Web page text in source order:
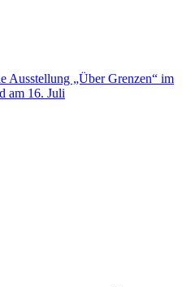
Ausstellung „Über Grenzen“ im
am 16. Juli